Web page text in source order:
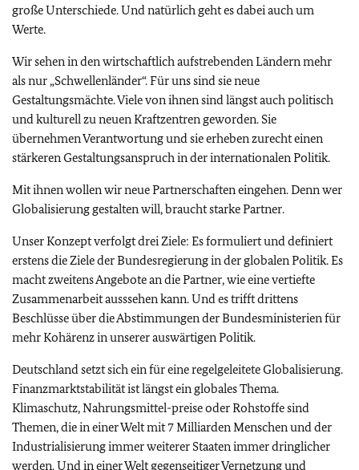
große Unterschiede. Und natürlich geht es dabei auch um
Werte.
Wir sehen in den wirtschaftlich aufstrebenden Ländern mehr
als nur „Schwellenländer“. Für uns sind sie neue
Gestaltungsmächte. Viele von ihnen sind längst auch politisch
und kulturell zu neuen Kraftzentren geworden. Sie
übernehmen Verantwortung und sie erheben zurecht einen
stärkeren Gestaltungsanspruch in der internationalen Politik.
Mit ihnen wollen wir neue Partnerschaften eingehen. Denn wer
Globalisierung gestalten will, braucht starke Partner.
Unser Konzept verfolgt drei Ziele: Es formuliert und definiert
erstens die Ziele der Bundesregierung in der globalen Politik. Es
macht zweitens Angebote an die Partner, wie eine vertiefte
Zusammenarbeit ausssehen kann. Und es trifft drittens
Beschlüsse über die Abstimmungen der Bundesministerien für
mehr Kohärenz in unserer auswärtigen Politik.
Deutschland setzt sich ein für eine regelgeleitete Globalisierung.
Finanzmarktstabilität ist längst ein globales Thema.
Klimaschutz, Nahrungsmittel-preise oder Rohstoffe sind
Themen, die in einer Welt mit 7 Milliarden Menschen und der
Industrialisierung immer weiterer Staaten immer dringlicher
werden. Und in einer Welt gegenseitiger Vernetzung und